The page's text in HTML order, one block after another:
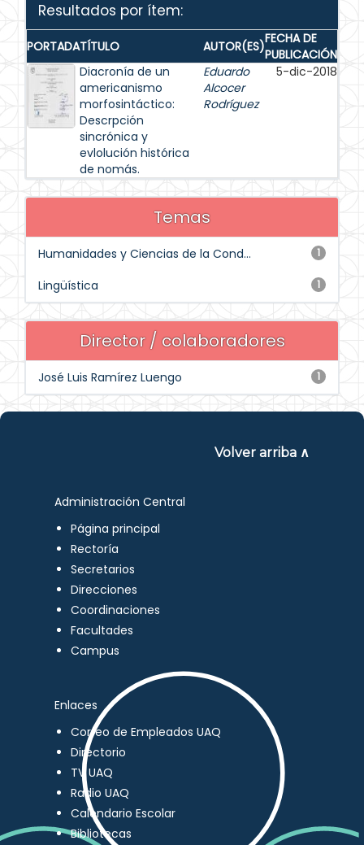
Resultados por ítem:
PORTADATÍTULO AUTOR(ES)FECHA DE
PUBLICACIÓN
Diacronía de un
americanismo
morfosintáctico:
Descrpción
sincrónica y
evlolución histórica
de nomás.
Eduardo
Alcocer
Rodríguez
5-dic-2018
Temas
1
Humanidades y Ciencias de la Cond...
1
Lingüística
Director / colaboradores
1
José Luis Ramírez Luengo
Volver arriba ∧
Administración Central
Página principal
Rectoría
Secretarios
Direcciones
Coordinaciones
Facultades
Campus
Enlaces
Correo de Empleados UAQ
Directorio
TV UAQ
Radio UAQ
Calendario Escolar
Bibliotecas